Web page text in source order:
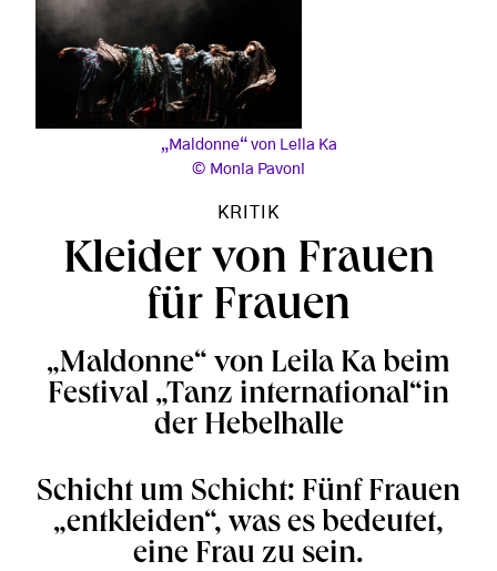
„Maldonne“ von Leila Ka
Monia Pavoni
KRITIK
Kleider von Frauen
für Frauen
„Maldonne“ von Leila Ka beim
Festival „Tanz international“in
der Hebelhalle
Schicht um Schicht: Fünf Frauen
„entkleiden“, was es bedeutet,
eine Frau zu sein.